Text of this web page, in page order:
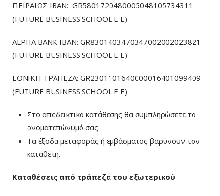
ΠΕΙΡΑΙΩΣ ΙΒΑΝ: GR5801720480005048105734311
(FUTURE BUSINESS SCHOOL E E)
ALPHA BANK IBAN: GR8301403470347002002023821
(FUTURE BUSINESS SCHOOL E E)
ΕΘΝΙΚΗ ΤΡΑΠΕΖΑ: GR2301101640000016401099409
(FUTURE BUSINESS SCHOOL E E)
Στο αποδεικτικό κατάθεσης θα συμπληρώσετε το
ονοματεπώνυμό σας.
Τα έξοδα μεταφοράς ή εμβάσματος βαρύνουν τον
καταθέτη.
Καταθέσεις από τράπεζα του εξωτερικού